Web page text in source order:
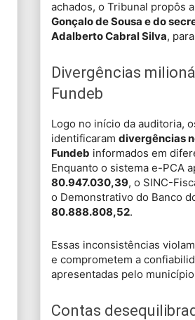
achados, o Tribunal propôs a
Gonçalo de Sousa e do
Adalberto Cabral Silva,
Divergências
Fundeb
Logo no início da auditoria,
identificaram divergências
Fundeb informados em
Enquanto o sistema e-PCA
80.947.030,39, o SINC-
o Demonstrativo do Banco
80.888.808,52.
Essas inconsistências
e comprometem a
apresentadas pelo
Contas